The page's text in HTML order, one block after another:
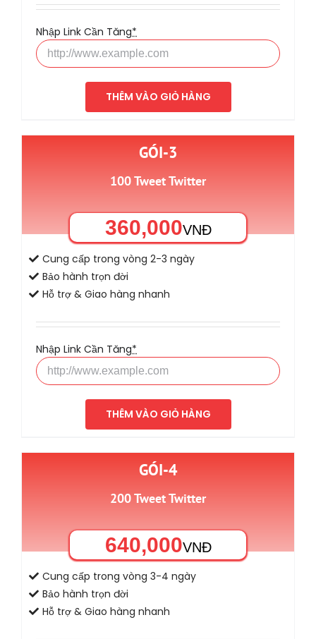
Nhập Link Cần Tăng*
THÊM VÀO GIỎ HÀNG
GÓI-3
100 Tweet Twitter
360,000VNĐ
Cung cấp trong vòng 2-3 ngày
Bảo hành trọn đời
Hỗ trợ & Giao hàng nhanh
Nhập Link Cần Tăng*
THÊM VÀO GIỎ HÀNG
GÓI-4
200 Tweet Twitter
640,000VNĐ
Cung cấp trong vòng 3-4 ngày
Bảo hành trọn đời
Hỗ trợ & Giao hàng nhanh